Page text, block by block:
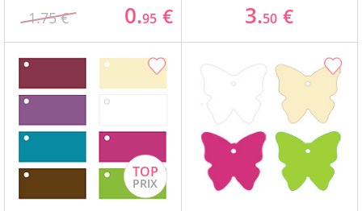
1.75 € 0.95 € 3.50 €